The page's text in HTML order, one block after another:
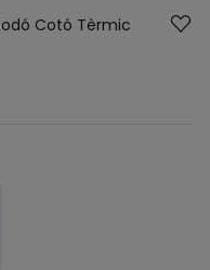
Cotó Tèrmic